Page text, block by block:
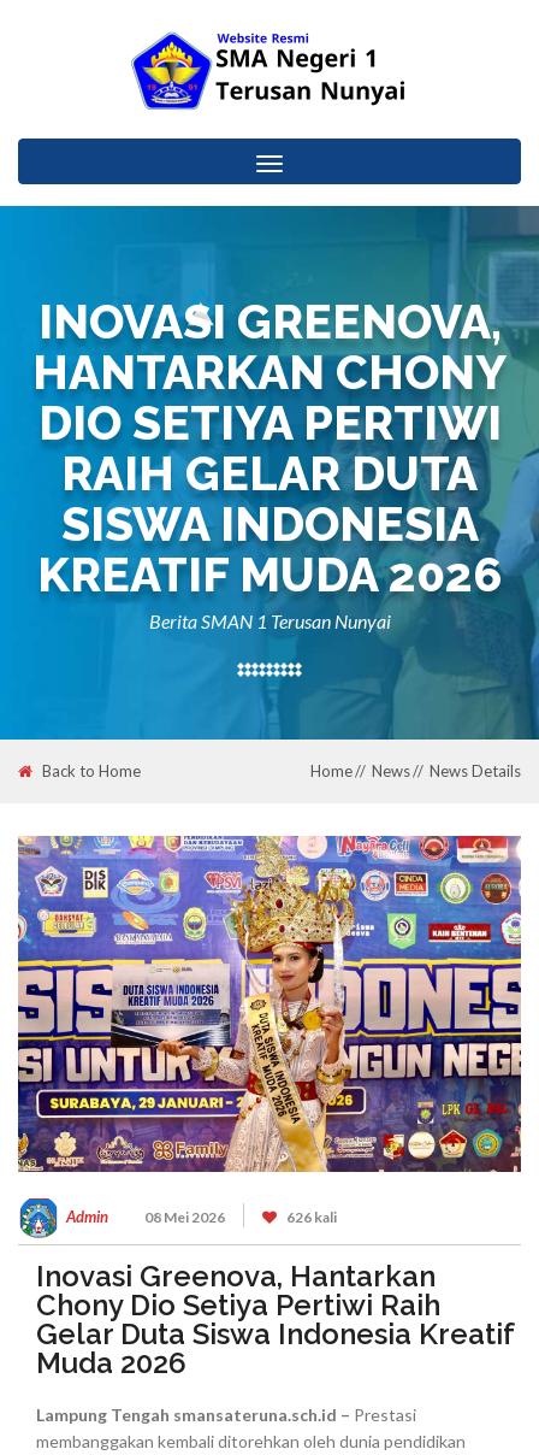
Toggle
navigation
INOVASI GREENOVA,
HANTARKAN CHONY
DIO SETIYA PERTIWI
RAIH GELAR DUTA
SISWA INDONESIA
KREATIF MUDA 2026
Berita SMAN 1 Terusan Nunyai
Back to Home Home News News Details
Admin 08 Mei 2026 626 kali
Inovasi Greenova, Hantarkan
Chony Dio Setiya Pertiwi Raih
Gelar Duta Siswa Indonesia Kreatif
Muda 2026
Lampung Tengah smansateruna.sch.id – Prestasi
membanggakan kembali ditorehkan oleh dunia pendidikan